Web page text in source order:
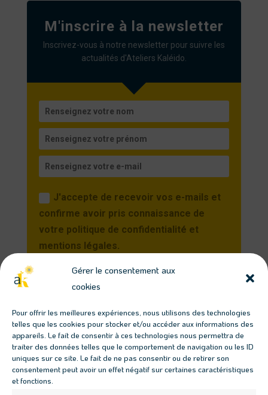
Gérer le consentement aux
cookies
Pour offrir les meilleures expériences, nous utilisons des technologies
telles que les cookies pour stocker et/ou accéder aux informations des
appareils. Le fait de consentir à ces technologies nous permettra de
traiter des données telles que le comportement de navigation ou les ID
uniques sur ce site. Le fait de ne pas consentir ou de retirer son
consentement peut avoir un effet négatif sur certaines caractéristiques
et fonctions.
M'inscrire à la newsletter
Inscrivez-vous à notre newsletter pour suivre les
actualités d'Ateliers Kaléido.
J'accepte de recevoir vos e-mails et
confirme avoir pris connaissance de
votre politique de confidentialité et
mentions légales.
cliquant sur le lien présent dans nos emails.
Télécharger les guides
gratuits